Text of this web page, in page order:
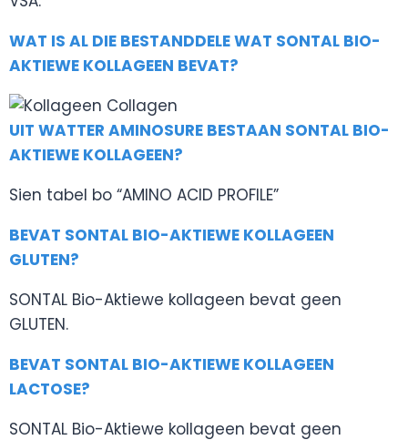
WAT IS AL DIE BESTANDDELE WAT SONTAL BIO-
AKTIEWE KOLLAGEEN BEVAT?
UIT WATTER AMINOSURE BESTAAN SONTAL BIO-
AKTIEWE KOLLAGEEN?
Sien tabel bo “AMINO ACID PROFILE”
BEVAT SONTAL BIO-AKTIEWE KOLLAGEEN
GLUTEN?
SONTAL Bio-Aktiewe kollageen bevat geen
GLUTEN.
BEVAT SONTAL BIO-AKTIEWE KOLLAGEEN
LACTOSE?
SONTAL Bio-Aktiewe kollageen bevat geen